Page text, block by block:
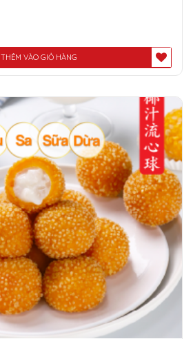
THÊM VÀO GIỎ HÀNG